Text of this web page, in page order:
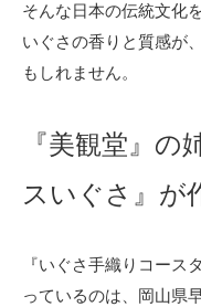
そんな日本の伝統文化
いぐさの香りと質感が
もしれません。
『美観堂』の
スいぐさ』が
『いぐさ手織りコース
っているのは、岡山県